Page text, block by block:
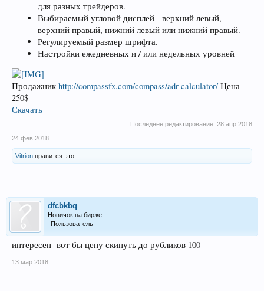
для разных трейдеров.
Выбираемый угловой дисплей - верхний левый,
верхний правый, нижний левый или нижний правый.
Регулируемый размер шрифта.
Настройки ежедневных и / или недельных уровней
Продажник http://compassfx.com/compass/adr-calculator/ Цена
250$
Скачать
Последнее редактирование: 28 апр 2018
24 фев 2018
Vitrion нравится это.
dfcbkbq
Новичок на бирже
Пользователь
интересен -вот бы цену скинуть до рубликов 100
13 мар 2018